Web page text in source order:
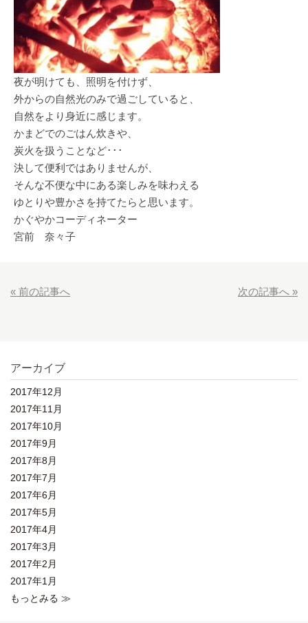
夜が明けても、照明を付けず、
外からの自然光のみで過ごしていると、
自然をより身近に感じます。
かまどでのごはん炊きや、
炭火を扱うことなど･･･
決して便利ではありませんが、
そんな不便な中にある楽しみを味わえる
ゆとりや豊かさを持てたらと思います。
かぐやかコーディネーター
宮前 奈々子
« 前の記事へ 次の記事へ »
アーカイブ
2017年12月
2017年11月
2017年10月
2017年9月
2017年8月
2017年7月
2017年6月
2017年5月
2017年4月
2017年3月
2017年2月
2017年1月
もっとみる ≫